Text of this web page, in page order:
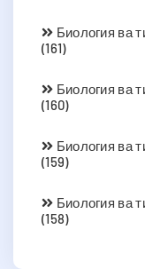
Биология ва
(161)
Биология ва
(160)
Биология ва
(159)
Биология ва
(158)